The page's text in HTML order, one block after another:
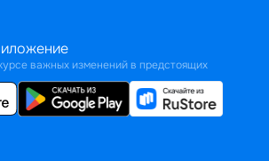
важных изменений в предстоящих